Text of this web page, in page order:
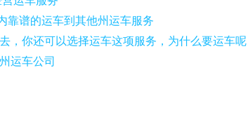
靠谱的运车到其他州运车服务
去，你还可以选择运车这项服务 ， 为什么要运车
运车公司